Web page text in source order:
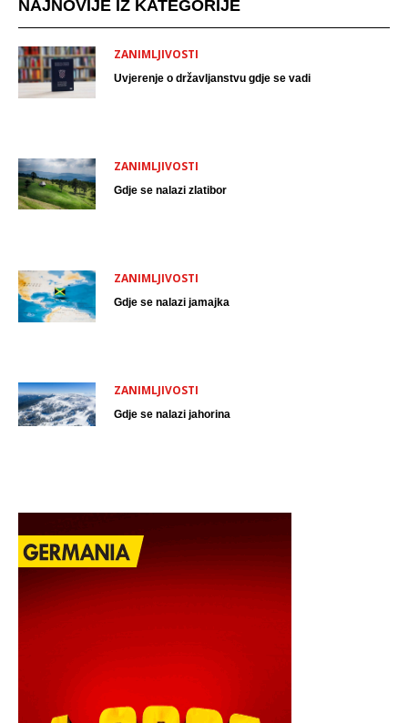
NAJNOVIJE IZ KATEGORIJE
ZANIMLJIVOSTI
Uvjerenje o državljanstvu gdje se vadi
ZANIMLJIVOSTI
Gdje se nalazi zlatibor
ZANIMLJIVOSTI
Gdje se nalazi jamajka
ZANIMLJIVOSTI
Gdje se nalazi jahorina